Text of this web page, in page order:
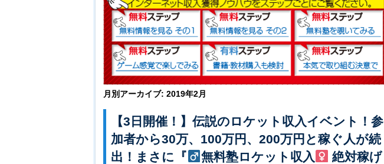
月別アーカイブ: 2019年2月
【3日開催！】伝説のロケット収入イベント！参
加者から30万、100万円、200万円と稼ぐ人が続
出！まさに『
無料塾ロケット収入
絶対稼げ